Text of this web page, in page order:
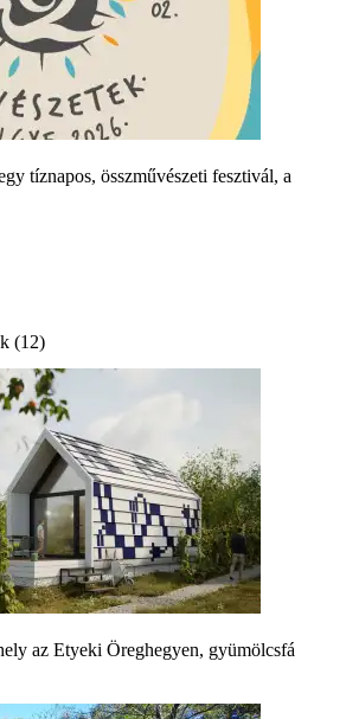
tíznapos, összművészeti fesztivál, a
(12)
az Etyeki Öreghegyen, gyümölcsfá